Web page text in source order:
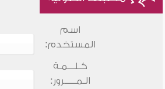
اسم
المستخدم:
كـلـــمـة
الـمـــــرور: